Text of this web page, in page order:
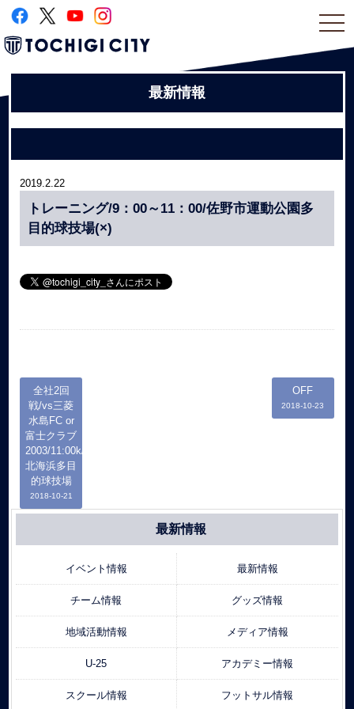
最新情報
2019.2.22
トレーニング/9：00～11：00/佐野市運動公園多
目的球技場(×)
全社2回
戦/vs三菱
水島FC or
富士クラブ
2003/11:00k/o/
北海浜多目
的球技場
2018-10-21
OFF
2018-10-23
最新情報
イベント情報 最新情報
チーム情報 グッズ情報
地域活動情報 メディア情報
U-25 アカデミー情報
スクール情報 フットサル情報